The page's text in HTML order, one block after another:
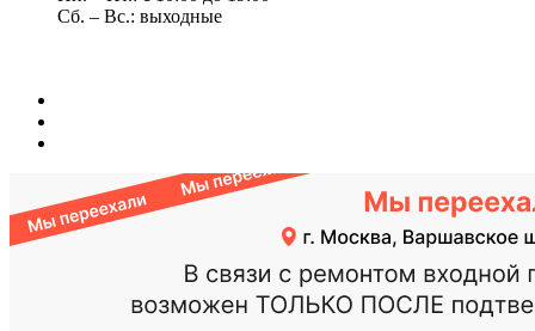
Сб. – Вс.: выходные